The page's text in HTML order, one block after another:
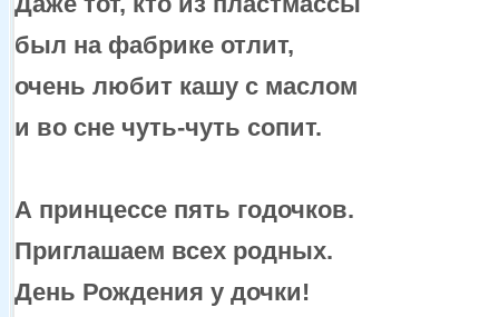
был на фабрике отлит,
очень любит кашу с маслом
и во сне чуть-чуть сопит.
А принцессе пять годочков.
Приглашаем всех родных.
День Рождения у дочки!